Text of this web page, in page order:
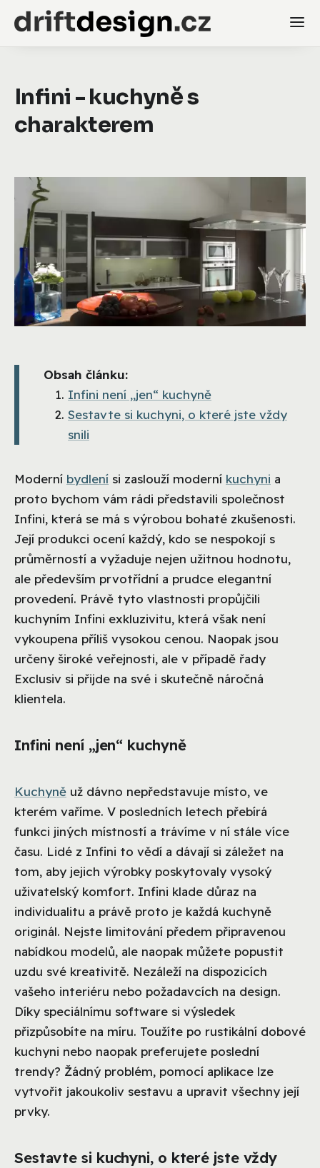
Infini - kuchyně s
charakterem
Obsah článku:
Infini není „jen“ kuchyně
Sestavte si kuchyni, o které jste vždy
snili
Moderní bydlení si zaslouží moderní kuchyni a
proto bychom vám rádi představili společnost
Infini, která se má s výrobou bohaté zkušenosti.
Její produkci ocení každý, kdo se nespokojí s
průměrností a vyžaduje nejen užitnou hodnotu,
ale především prvotřídní a prudce elegantní
provedení. Právě tyto vlastnosti propůjčili
kuchyním Infini exkluzivitu, která však není
vykoupena příliš vysokou cenou. Naopak jsou
určeny široké veřejnosti, ale v případě řady
Exclusiv si přijde na své i skutečně náročná
klientela.
Infini není „jen“ kuchyně
Kuchyně už dávno nepředstavuje místo, ve
kterém vaříme. V posledních letech přebírá
funkci jiných místností a trávíme v ní stále více
času. Lidé z Infini to vědí a dávají si záležet na
tom, aby jejich výrobky poskytovaly vysoký
uživatelský komfort. Infini klade důraz na
individualitu a právě proto je každá kuchyně
originál. Nejste limitování předem připravenou
nabídkou modelů, ale naopak můžete popustit
uzdu své kreativitě. Nezáleží na dispozicích
vašeho interiéru nebo požadavcích na design.
Díky speciálnímu software si výsledek
přizpůsobíte na míru. Toužíte po rustikální dobové
kuchyni nebo naopak preferujete poslední
trendy? Žádný problém, pomocí aplikace lze
vytvořit jakoukoliv sestavu a upravit všechny její
prvky.
Sestavte si kuchyni, o které jste vždy